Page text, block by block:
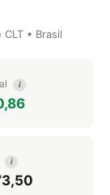
• Brasil
i
i